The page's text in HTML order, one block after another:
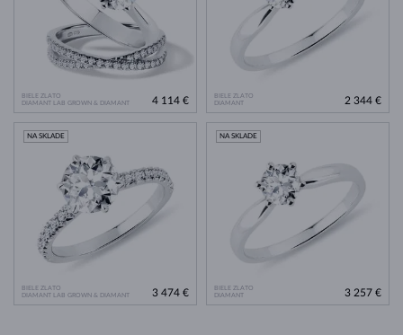
BIELE ZLATO
DIAMANT LAB GROWN & DIAMANT
4 114 €
BIELE ZLATO
DIAMANT
2 344 €
BIELE ZLATO
DIAMANT LAB GROWN & DIAMANT
NA SKLADE
3 474 €
BIELE ZLATO
DIAMANT
NA SKLADE
3 257 €